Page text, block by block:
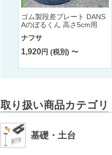
ゴム製段差プレート DANS
Aのぼるくん 高さ5cm用
ナフサ
1,920円 (税別) 〜
取り扱い商品カテゴリ
基礎・土台